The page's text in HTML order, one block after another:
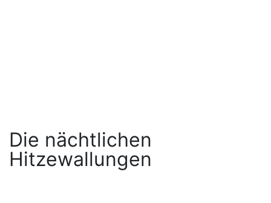
Die nächtlichen
Hitzewallungen